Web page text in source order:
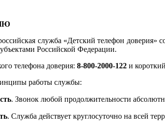
служба «Детский телефон доверия»
Российской Федерации.
телефона доверия: 8-800-2000-122 и короткий
работы службы:
. Звонок любой продолжительности
. Служба действует круглосуточно на всей